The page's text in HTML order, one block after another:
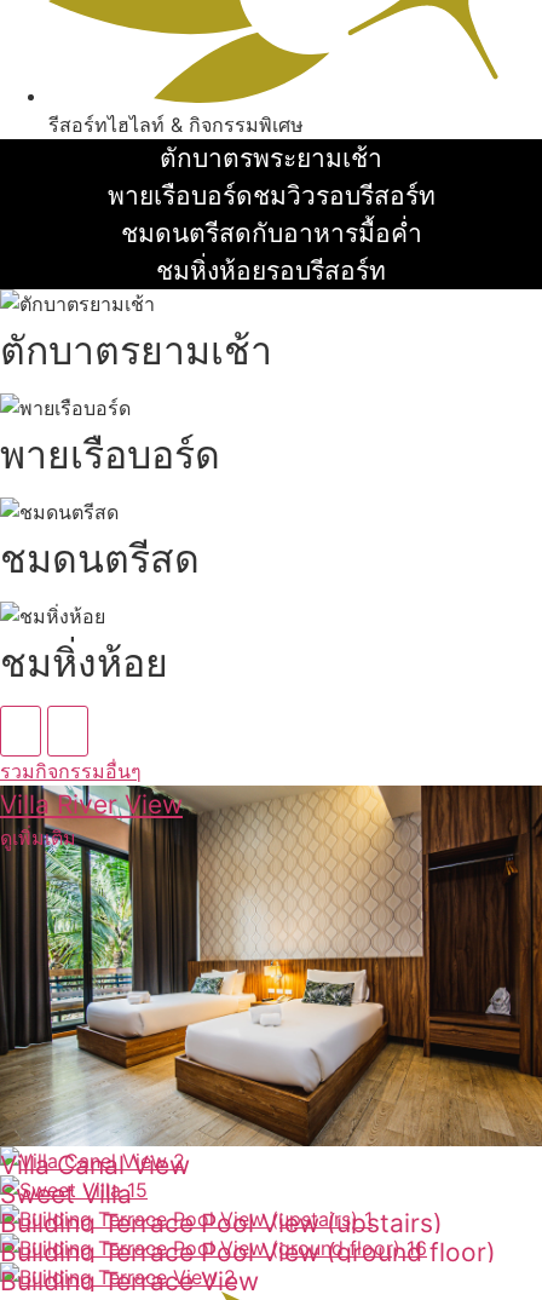
รีสอร์ทไฮไลท์ & กิจกรรมพิเศษ
ตักบาตรพระยามเช้า
อ่านเพิ่ม
พายเรือบอร์ดชมวิวรอบรีสอร์ท
อ่านเพิ่ม
ชมดนตรีสดกับอาหารมื้อค่ำ
อ่านเพิ่ม
ชมหิ่งห้อยรอบรีสอร์ท
ตักบาตรยามเช้า
พายเรือบอร์ด
ชมดนตรีสด
ชมหิ่งห้อย
รวมกิจกรรมอื่นๆ
Villa River View
ดูเพิ่มเติม
Villa Canal View
ดูเพิ่มเติม
Sweet Villa
ดูเพิ่มเติม
Building Terrace Pool View (upstairs)
ดูเพิ่มเติม
Building Terrace Pool View (ground floor)
ดูเพิ่มเติม
Building Terrace View